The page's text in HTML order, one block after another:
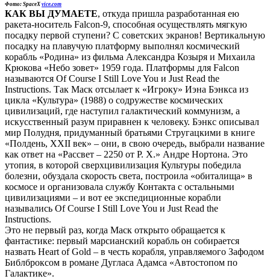
Фото: SpaceX vice.com
КАК ВЫ ДУМАЕТЕ, откуда пришла разработанная ею
ракета-носитель Falcon-9, способная осуществлять мягкую
посадку первой ступени? С советских экранов! Вертикальную
посадку на плавучую платформу выполнял космический
корабль «Родина» из фильма Александра Козыря и Михаила
Крюкова «Небо зовет» 1959 года. Платформы для Falcon
называются Of Course I Still Love You и Just Read the
Instructions. Так Маск отсылает к «Игроку» Иэна Бэнкса из
цикла «Культура» (1988) о содружестве космических
цивилизаций, где наступил галактический коммунизм, а
искусственный разум приравнен к человеку. Бэнкс описывал
мир Полудня, придуманный братьями Стругацкими в книге
«Полдень, XXII век» – они, в свою очередь, выбрали название
как ответ на «Рассвет – 2250 от Р. Х.» Андре Нортона. Это
утопия, в которой сверхцивилизация Культуры победила
болезни, обуздала скорость света, построила «обиталища» в
космосе и организовала службу Контакта с остальными
цивилизациями – и вот ее экспедиционные корабли
назывались Of Course I Still Love You и Just Read the
Instructions.
Это не первый раз, когда Маск открыто обращается к
фантастике: первый марсианский корабль он собирается
назвать Heart of Gold – в честь корабля, управляемого Зафодом
Библброксом в романе Дугласа Адамса «Автостопом по
Галактике».